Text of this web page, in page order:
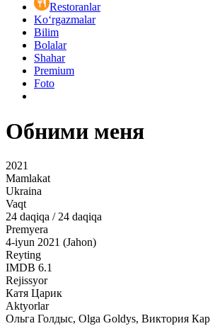
Restoranlar
Ko‘rgazmalar
Bilim
Bolalar
Shahar
Premium
Foto
Обними меня
2021
Mamlakat
Ukraina
Vaqt
24 daqiqa / 24 daqiqa
Premyera
4-iyun 2021 (Jahon)
Reyting
IMDB 6.1
Rejissyor
Катя Царик
Aktyorlar
Ольга Голдыс, Olga Goldys, Виктория